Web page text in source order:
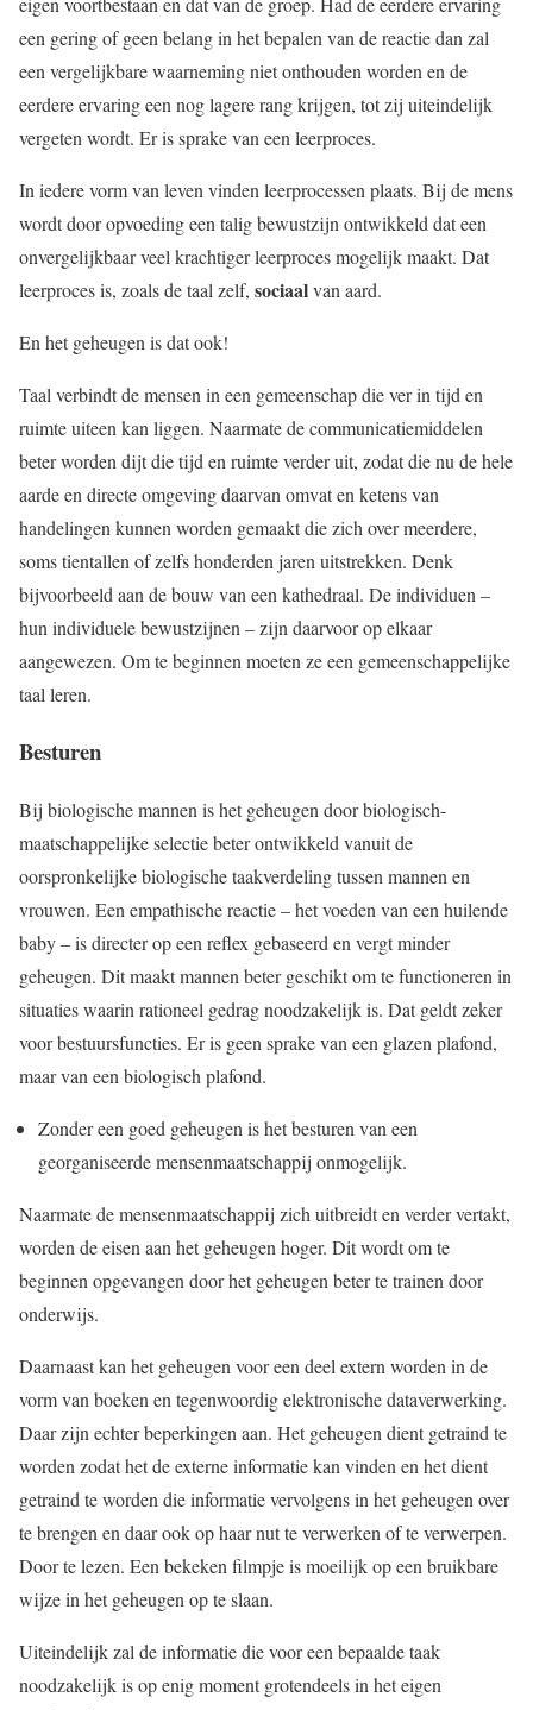
een gering of geen belang in het bepalen van de reactie dan zal
een vergelijkbare waarneming niet onthouden worden en de
eerdere ervaring een nog lagere rang krijgen, tot zij uiteindelijk
vergeten wordt. Er is sprake van een leerproces.
In iedere vorm van leven vinden leerprocessen plaats. Bij de mens
wordt door opvoeding een talig bewustzijn ontwikkeld dat een
onvergelijkbaar veel krachtiger leerproces mogelijk maakt. Dat
leerproces is, zoals de taal zelf, sociaalvan aard.
En het geheugen is dat ook!
Taal verbindt de mensen in een gemeenschap die ver in tijd en
ruimte uiteen kan liggen. Naarmate de communicatiemiddelen
beter worden dijt die tijd en ruimte verder uit, zodat die nu de hele
aarde en directe omgeving daarvan omvat en ketens van
handelingen kunnen worden gemaakt die zich over meerdere,
soms tientallen of zelfs honderden jaren uitstrekken. Denk
bijvoorbeeld aan de bouw van een kathedraal. De individuen –
hun individuele bewustzijnen – zijn daarvoor op elkaar
aangewezen. Om te beginnen moeten ze een gemeenschappelijke
taal leren.
Besturen
Bij biologische mannen is het geheugen door biologisch-
maatschappelijke selectie beter ontwikkeld vanuit de
oorspronkelijke biologische taakverdeling tussen mannen en
vrouwen. Een empathische reactie – het voeden van een huilende
baby – is directer op een reflex gebaseerd en vergt minder
geheugen. Dit maakt mannen beter geschikt om te functioneren in
situaties waarin rationeel gedrag noodzakelijk is. Dat geldt zeker
voor bestuursfuncties. Er is geen sprake van een glazen plafond,
maar van een biologisch plafond.
Zonder een goed geheugen is het besturen van een
georganiseerde mensenmaatschappij onmogelijk.
Naarmate de mensenmaatschappij zich uitbreidt en verder vertakt,
worden de eisen aan het geheugen hoger. Dit wordt om te
beginnen opgevangen door het geheugen beter te trainen door
onderwijs.
Daarnaast kan het geheugen voor een deel extern worden in de
vorm van boeken en tegenwoordig elektronische dataverwerking.
Daar zijn echter beperkingen aan. Het geheugen dient getraind te
worden zodat het de externe informatie kan vinden en het dient
getraind te worden die informatie vervolgens in het geheugen over
te brengen en daar ook op haar nut te verwerken of te verwerpen.
Door te lezen. Een bekeken filmpje is moeilijk op een bruikbare
wijze in het geheugen op te slaan.
Uiteindelijk zal de informatie die voor een bepaalde taak
noodzakelijk is op enig moment grotendeels in het eigen